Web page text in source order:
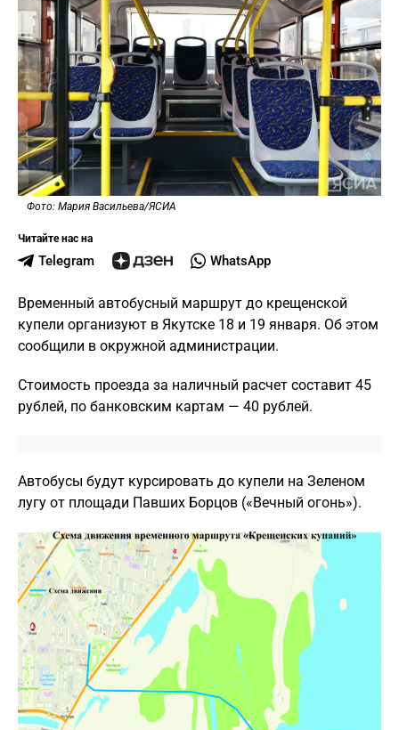
Фото: Мария Васильева/ЯСИА
Читайте нас на
Telegram WhatsApp
Временный автобусный маршрут до крещенской
купели организуют в Якутске 18 и 19 января. Об этом
сообщили в окружной администрации.
Стоимость проезда за наличный расчет составит 45
рублей, по банковским картам — 40 рублей.
Автобусы будут курсировать до купели на Зеленом
лугу от площади Павших Борцов («Вечный огонь»).